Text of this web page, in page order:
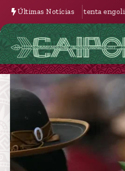
Últimas Notícias
que tenta engolir a Aldeia Velha